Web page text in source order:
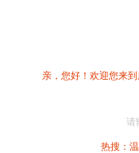
亲，您好！欢迎您来到
请
热搜：